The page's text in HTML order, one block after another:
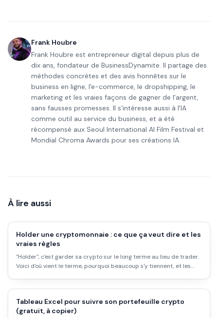
Frank Houbre
Frank Houbre est entrepreneur digital depuis plus de
dix ans, fondateur de BusinessDynamite. Il partage des
méthodes concrètes et des avis honnêtes sur le
business en ligne, l'e-commerce, le dropshipping, le
marketing et les vraies façons de gagner de l'argent,
sans fausses promesses. Il s'intéresse aussi à l'IA
comme outil au service du business, et a été
récompensé aux Seoul International AI Film Festival et
Mondial Chroma Awards pour ses créations IA.
À lire aussi
Holder une cryptomonnaie : ce que ça veut dire et les
vraies règles
"Holder", c'est garder sa crypto sur le long terme au lieu de trader.
Voici d'où vient le terme, pourquoi beaucoup s'y tiennent, et les
Tableau Excel pour suivre son portefeuille crypto
(gratuit, à copier)